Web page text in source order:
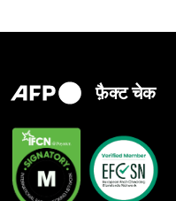
फ़ैक्ट चेक